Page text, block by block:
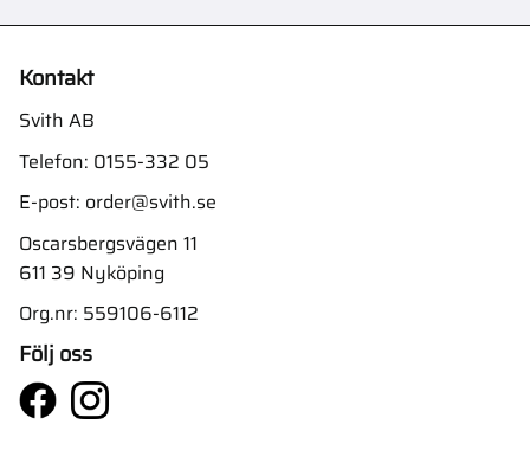
Kontakt
Svith AB
Telefon: 0155-332 05
E-post: order@svith.se
Oscarsbergsvägen 11
611 39 Nyköping
Org.nr: 559106-6112
Följ oss